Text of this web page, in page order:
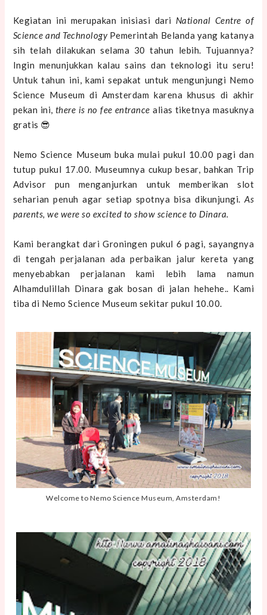
Kegiatan ini merupakan inisiasi dari National Centre of
Science and TechnologyPemerintah Belanda yang katanya
sih telah dilakukan selama 30 tahun lebih. Tujuannya?
Ingin menunjukkan kalau sains dan teknologi itu seru!
Untuk tahun ini, kami sepakat untuk mengunjungi Nemo
Science Museum di Amsterdam karena khusus di akhir
pekan ini, there is no fee entrance alias tiketnya masuknya
gratis 😎
Nemo Science Museum buka mulai pukul 10.00 pagi dan
tutup pukul 17.00. Museumnya cukup besar, bahkan Trip
Advisor pun menganjurkan untuk memberikan slot
seharian penuh agar setiap spotnya bisa dikunjungi.As
parents, we were so excited to show science to Dinara.
Kami berangkat dari Groningen pukul 6 pagi, sayangnya
di tengah perjalanan ada perbaikan jalur kereta yang
menyebabkan perjalanan kami lebih lama namun
Alhamdulillah Dinara gak bosan di jalan hehehe.. Kami
tiba di Nemo Science Museum sekitar pukul 10.00.
Welcome to Nemo Science Museum, Amsterdam!